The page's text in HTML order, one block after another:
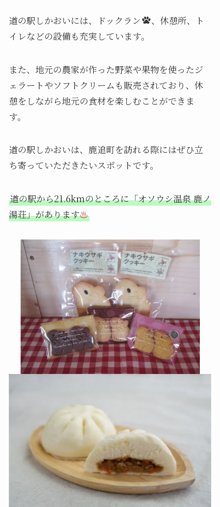
道の駅しかおいには、ドックラン
、休憩所、ト
イレなどの設備も充実しています。
また、地元の農家が作った野菜や果物を使ったジ
ェラートやソフトクリームも販売されており、休
憩をしながら地元の食材を楽しむことができま
す。
道の駅しかおいは、鹿追町を訪れる際にはぜひ立
ち寄っていただきたいスポットです。
道の駅から21.6kmのところに「オソウシ温泉 鹿ノ
湯荘」があります♨